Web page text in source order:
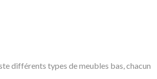
différents types de meubles bas, chacun